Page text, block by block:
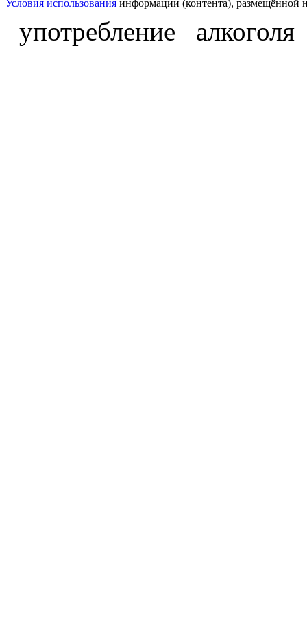
Условия использования информации (контента), размещённой
употребление